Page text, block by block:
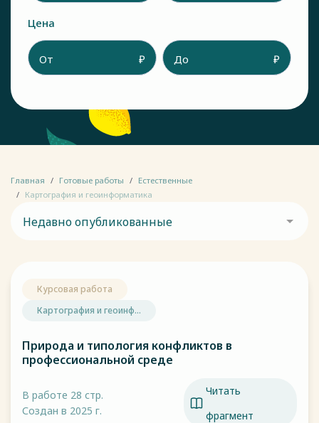
Цена
От ₽ До ₽
Главная Готовые работы
Естественные
Картография и геоинформатика
Недавно опубликованные
Курсовая работа
Картография и геоинф...
Природа и типология конфликтов в
профессиональной среде
В работе 28 стр.
Создан в 2025 г.
Читать
фрагмент